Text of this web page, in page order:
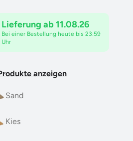
Lieferung ab 11.08.26
Bei einer Bestellung heute bis 23:59
Uhr
anzeigen
Sand
Kies